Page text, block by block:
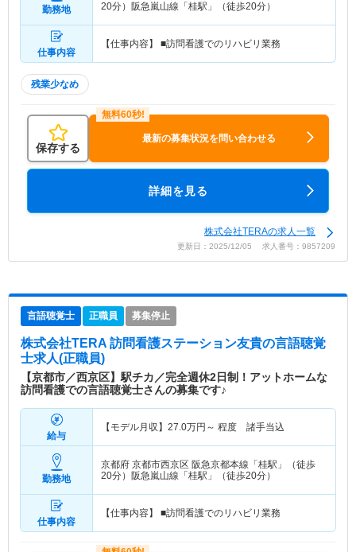
勤務地
20分）阪急嵐山線「桂駅」（徒歩20分）
仕事内容
【仕事内容】 ■訪問看護でのリハビリ業務
残業少なめ
保存する
最新の募集状況を問い合わせる
詳細を見る
株式会社TERAの求人一覧
更新日：2025/12/05 求人番号：9857209
言語聴覚士 正職員 募集停止
株式会社TERA 訪問看護ステーション友貴の言語聴覚
士求人(正職員)
【京都市／西京区】駅チカ／完全週休2日制！アットホームな
訪問看護での言語聴覚士さんの募集です♪
給与
【モデル月収】 27.0万円～ 程度 諸手当込
勤務地
京都府 京都市西京区 阪急京都本線「桂駅」（徒歩
20分）阪急嵐山線「桂駅」（徒歩20分）
仕事内容
【仕事内容】 ■訪問看護でのリハビリ業務